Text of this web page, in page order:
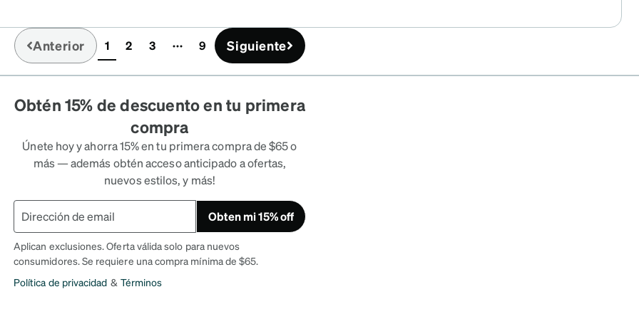
wish these came in
Zenni keeps making
now & I rarely find any
Anterior 1(current)
2 3 9 Siguiente
Obtén 15% de descuento en tu primera
compra
Únete hoy y ahorra 15% en tu primera compra de $65 o
más — además obtén acceso anticipado a ofertas,
nuevos estilos, y más!
Obten mi 15% off
Aplican exclusiones. Oferta válida solo para nuevos
consumidores. Se requiere una compra mínima de $65.
Política de privacidad & Términos